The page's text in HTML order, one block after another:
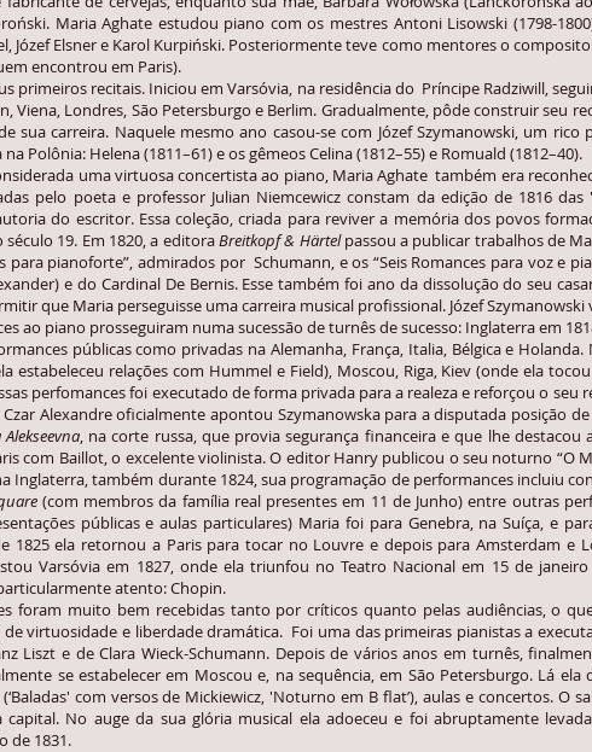
Maria Aghate estudou piano com os mestres Antoni Lisowski (1798-
Józef Elsner e Karol Kurpiński. Posteriormente teve como mentores o
encontrou em Paris).
primeiros recitais. Iniciou em Varsóvia, na residência do Príncipe Radziwill,
Viena, Londres, São Petersburgo e Berlim. Gradualmente, pôde construir seu
sua carreira. Naquele mesmo ano casou-se com Józef Szymanowski, um
Polônia: Helena (1811–61) e os gêmeos Celina (1812–55) e Romuald (1812–40).
uma virtuosa concertista ao piano, Maria Aghate também era
pelo poeta e professor Julian Niemcewicz constam da edição de 1816 das
do escritor. Essa coleção, criada para reviver a memória dos povos
19. Em 1820, a editoraBreitkopf & Härtelpassou a publicar trabalhos de
para pianoforte”, admirados por Schumann, e os “Seis Romances para voz e
e do Cardinal De Bernis. Esse também foi ano da dissolução do seu
que Maria perseguisse uma carreira musical profissional. Józef Szymanowski
piano prosseguiram numa sucessão de turnês de sucesso: Inglaterra em
públicas como privadas na Alemanha, França, Italia, Bélgica e Holanda.
estabeleceu relações com Hummel e Field), Moscou, Riga, Kiev (onde ela
perfomances foi executado de forma privada para a realeza e reforçou o
Alexandre oficialmente apontou Szymanowska para a disputada posição
, na corte russa, que provia segurança financeira e que lhe destacou
com Baillot, o excelente violinista. O editor Hanry publicou o seu noturno “O
Inglaterra, também durante 1824, sua programação de performances incluiu
(com membros da família real presentes em 11 de Junho) entre outras
públicas e aulas particulares) Maria foi para Genebra, na Suíça, e
1825 ela retornou a Paris para tocar no Louvre e depois para Amsterdam e
Varsóvia em 1827, onde ela triunfou no Teatro Nacional em 15 de
atento: Chopin.
muito bem recebidas tanto por críticos quanto pelas audiências, o
de virtuosidade e liberdade dramática. Foi uma das primeiras pianistas a
Liszt e de Clara Wieck-Schumann. Depois de vários anos em turnês,
se estabelecer em Moscou e, na sequência, em São Petersburgo. Lá
com versos de Mickiewicz, 'Noturno em B flat’), aulas e concertos. O
No auge da sua glória musical ela adoeceu e foi abruptamente
de 1831.